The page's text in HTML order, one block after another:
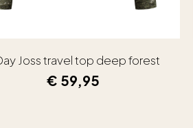
Joss travel top deep forest
€ 59,95